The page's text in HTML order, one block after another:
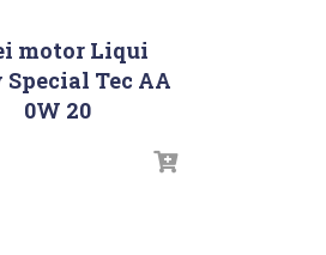
motor Liqui
Tec AA
0W 20